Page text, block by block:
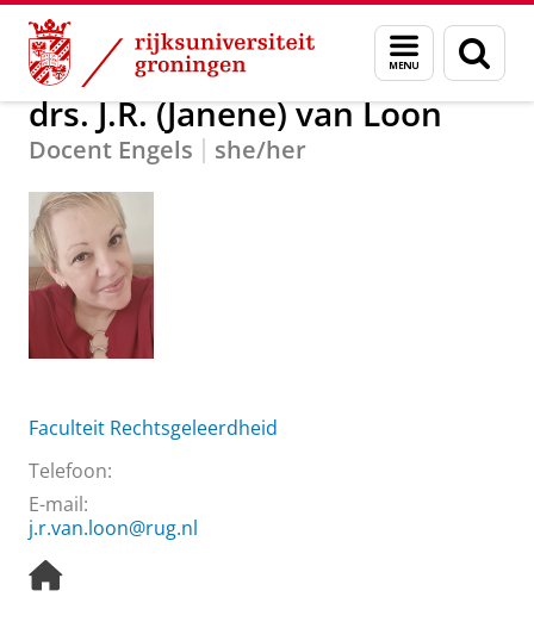
Skip
Content
Skip
Navigation
Menu
en
zoeken
Over ons drs. J.R. (Janene) van Loon
drs. J.R. (Janene) van Loon
Docent Engels she/her
Faculteit Rechtsgeleerdheid
Telefoon:
E-mail:
j.r.van.loon@rug.nl
H